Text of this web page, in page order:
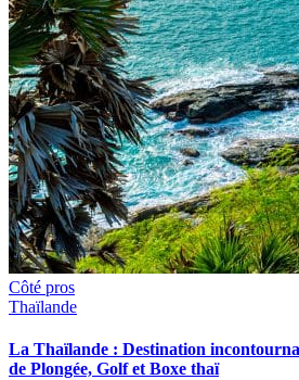
Côté pros
Thaïlande
La Thaïlande : Destination
de Plongée, Golf et Boxe thaï